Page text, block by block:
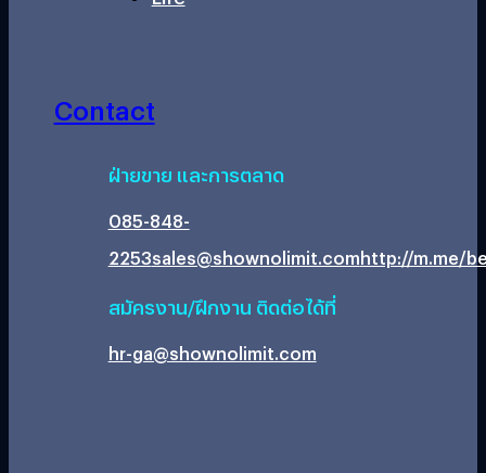
Contact
ฝ่ายขาย และการตลาด
085-848-
2253sales@shownolimit.comhttp://m.me/
สมัครงาน/ฝึกงาน ติดต่อได้ที่
hr-ga@shownolimit.com